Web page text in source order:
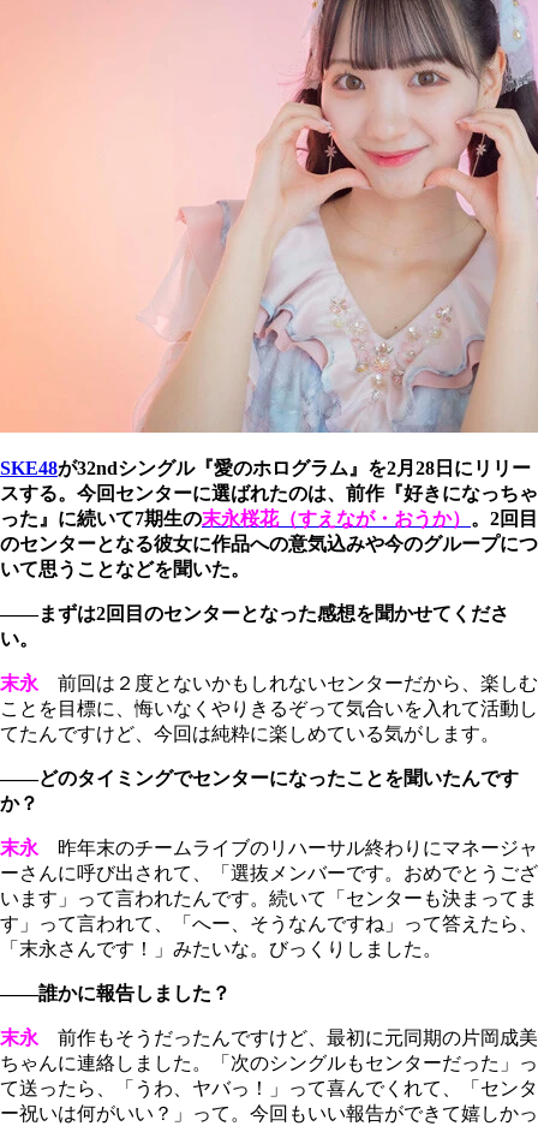
SKE48が32ndシングル『愛のホログラム』を2月28日にリリー
スする。今回センターに選ばれたのは、前作『好きになっちゃ
った』に続いて7期生の末永桜花（すえなが・おうか） 。2回目
のセンターとなる彼女に作品への意気込みや今のグループにつ
いて思うことなどを聞いた。
――まずは2回目のセンターとなった感想を聞かせてくださ
い。
末永 前回は２度とないかもしれないセンターだから、楽しむ
ことを目標に、悔いなくやりきるぞって気合いを入れて活動し
てたんですけど、今回は純粋に楽しめている気がします。
――どのタイミングでセンターになったことを聞いたんです
か？
末永 昨年末のチームライブのリハーサル終わりにマネージャ
ーさんに呼び出されて、「選抜メンバーです。おめでとうござ
います」って言われたんです。続いて「センターも決まってま
す」って言われて、「へー、そうなんですね」って答えたら、
「末永さんです！」みたいな。びっくりしました。
――誰かに報告しました？
末永 前作もそうだったんですけど、最初に元同期の片岡成美
ちゃんに連絡しました。「次のシングルもセンターだった」っ
て送ったら、「うわ、ヤバっ！」って喜んでくれて、「センタ
ー祝いは何がいい？」って。今回もいい報告ができて嬉しかっ